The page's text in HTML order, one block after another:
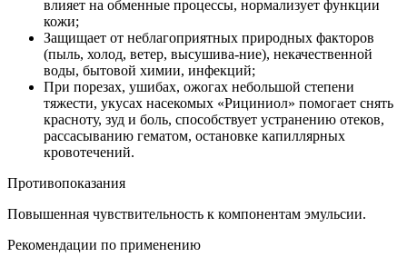
влияет на обменные процессы, нормализует функции
кожи;
Защищает от неблагоприятных природных факторов
(пыль, холод, ветер, высушива-ние), некачественной
воды, бытовой химии, инфекций;
При порезах, ушибах, ожогах небольшой степени
тяжести, укусах насекомых «Рициниол» помогает снять
красноту, зуд и боль, способствует устранению отеков,
рассасыванию гематом, остановке капиллярных
кровотечений.
Противопоказания
Повышенная чувствительность к компонентам эмульсии.
Рекомендации по применению